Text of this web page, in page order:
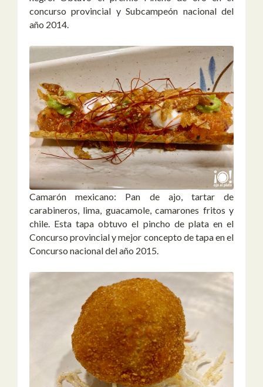
concurso provincial y Subcampeón nacional del
año 2014.
Camarón mexicano: Pan de ajo, tartar de
carabineros, lima, guacamole, camarones fritos y
chile. Esta tapa obtuvo el pincho de plata en el
Concurso provincial y mejor concepto de tapa en el
Concurso nacional del año 2015.